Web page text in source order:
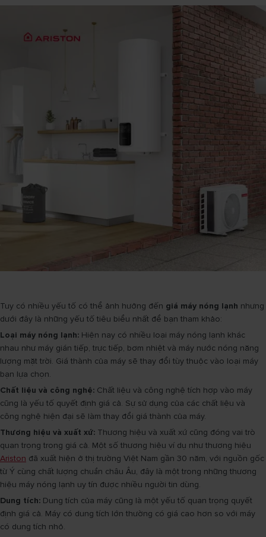
Tuy có nhiều yếu tố có thể ảnh hưởng đến giá máy nóng lạnh nhưng
dưới đây là những yếu tố tiêu biểu nhất để bạn tham khảo:
Loại máy nóng lạnh: Hiện nay có nhiều loại máy nóng lạnh khác
nhau như máy gián tiếp, trực tiếp, bơm nhiệt và máy nước nóng năng
lượng mặt trời. Giá thành của máy sẽ thay đổi tùy thuộc vào loại máy
bạn lựa chọn.
Chất liệu và công nghệ: Chất liệu và công nghệ tích hợp vào máy
cũng là yếu tố quyết định giá cả. Sự sử dụng của các chất liệu và
công nghệ hiện đại sẽ làm thay đổi giá thành của máy.
Thương hiệu và xuất xứ: Thương hiệu và xuất xứ cũng đóng vai trò
quan trọng trong giá cả. Một số thương hiệu ví dụ như thương hiệu
Ariston đã xuất hiện ở thị trường Việt Nam gần 30 năm, với nguồn gốc
từ Ý cùng chất lượng chuẩn châu Âu, đây là một trong những thương
hiệu máy nóng lạnh uy tín được nhiều người tin dùng.
Dung tích: Dung tích của máy cũng là một yếu tố quan trọng quyết
định giá cả. Máy có dung tích lớn thường có giá cao hơn so với máy
có dung tích nhỏ.